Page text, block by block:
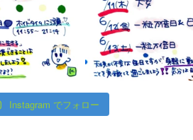
Instagram でフォロー